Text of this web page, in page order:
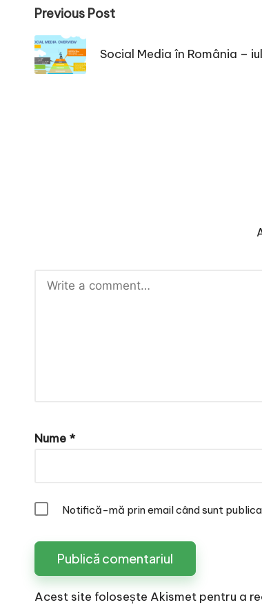
Post
navigation
Previous Post
Social Media în România –
Nume *
Notifică-mă prin email când sunt
Acest site folosește Akismet pentru a